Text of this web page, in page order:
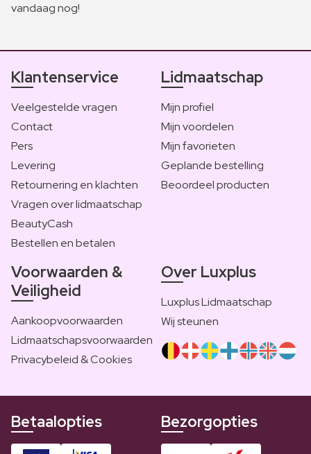
vandaag nog!
Klantenservice
Veelgestelde vragen
Contact
Pers
Levering
Retournering en klachten
Vragen over lidmaatschap
BeautyCash
Bestellen en betalen
Lidmaatschap
Mijn profiel
Mijn voordelen
Mijn favorieten
Geplande bestelling
Beoordeel producten
Voorwaarden &
Veiligheid
Aankoopvoorwaarden
Lidmaatschapsvoorwaarden
Privacybeleid & Cookies
Over Luxplus
Luxplus Lidmaatschap
Wij steunen
Betaalopties Bezorgopties